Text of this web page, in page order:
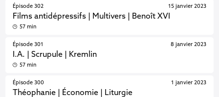
Épisode 302
Films antidépressifs | Multivers | Benoît XVI
15 janvier 2023
57 min
Épisode 301
I.A. | Scrupule | Kremlin
8 janvier 2023
57 min
Épisode 300
Théophanie | Économie | Liturgie
1 janvier 2023